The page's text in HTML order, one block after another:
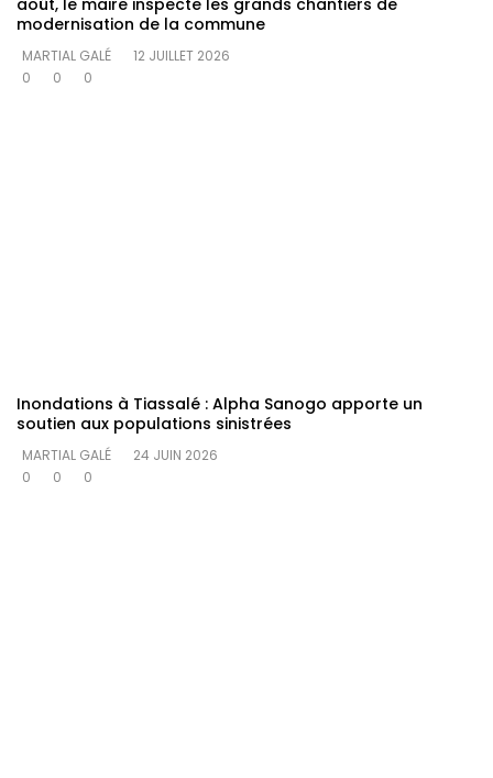
août, le maire inspecte les grands chantiers de
modernisation de la commune
MARTIAL GALÉ
12 JUILLET 2026
0
0 0
Inondations à Tiassalé : Alpha Sanogo apporte un
soutien aux populations sinistrées
MARTIAL GALÉ
24 JUIN 2026
0
0 0